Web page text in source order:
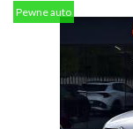
Pewne auto